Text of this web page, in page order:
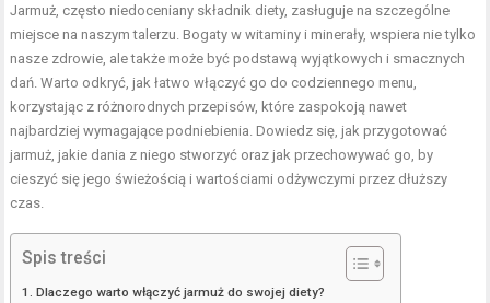
Jarmuż, często niedoceniany składnik diety, zasługuje na szczególne
miejsce na naszym talerzu. Bogaty w witaminy i minerały, wspiera nie tylko
nasze zdrowie, ale także może być podstawą wyjątkowych i smacznych
dań. Warto odkryć, jak łatwo włączyć go do codziennego menu,
korzystając z różnorodnych przepisów, które zaspokoją nawet
najbardziej wymagające podniebienia. Dowiedz się, jak przygotować
jarmuż, jakie dania z niego stworzyć oraz jak przechowywać go, by
cieszyć się jego świeżością i wartościami odżywczymi przez dłuższy
czas.
Spis treści
Dlaczego warto włączyć jarmuż do swojej diety?